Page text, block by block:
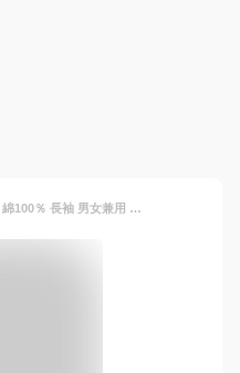
パジャマ キッズ 男の子 女の子 綿100％ 長袖 男女兼用 冬 ふんわり柔らかい2枚仕立ての厚手生地で暖かい ダブルガーゼ起毛 前開き シャツ ブロックチェック柄 ネイビー グレー ミント パープル 120 130 140 150 160 おそろい